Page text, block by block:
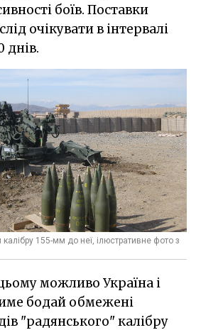
боїв. Поставки
очікувати в інтервалі
днів.
155-мм до неї, ілюстративне фото з
можливо Україна і
бодай обмежені
"радянського" калібру